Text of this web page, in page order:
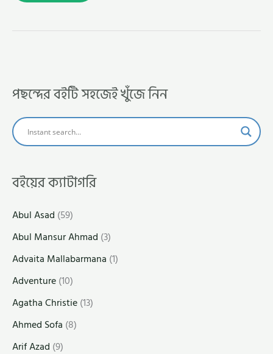
পছন্দের বইটি সহজেই খুঁজে নিন
বইয়ের ক্যাটাগরি
Abul Asad (59)
Abul Mansur Ahmad (3)
Advaita Mallabarmana (1)
Adventure(10)
Agatha Christie(13)
Ahmed Sofa (8)
Arif Azad (9)